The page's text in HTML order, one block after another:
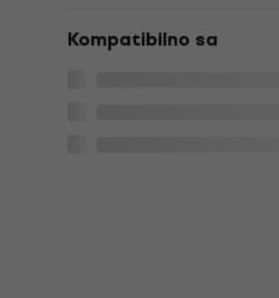
Kompatibilno sa